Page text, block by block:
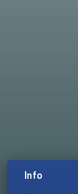
Info